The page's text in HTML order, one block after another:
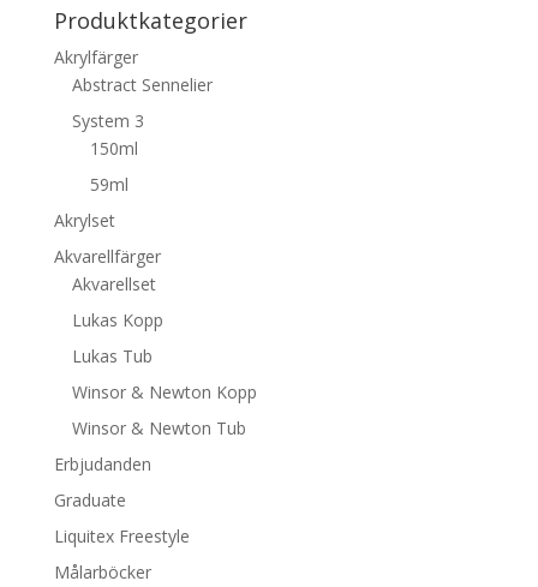
Produktkategorier
Akrylfärger
Abstract Sennelier
System 3
150ml
59ml
Akrylset
Akvarellfärger
Akvarellset
Lukas Kopp
Lukas Tub
Winsor & Newton Kopp
Winsor & Newton Tub
Erbjudanden
Graduate
Liquitex Freestyle
Målarböcker